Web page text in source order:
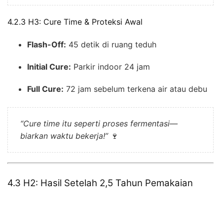
4.2.3 H3: Cure Time & Proteksi Awal
Flash-Off: 45 detik di ruang teduh
Initial Cure: Parkir indoor 24 jam
Full Cure: 72 jam sebelum terkena air atau debu
“Cure time itu seperti proses fermentasi—
biarkan waktu bekerja!”🍷
4.3 H2: Hasil Setelah 2,5 Tahun Pemakaian